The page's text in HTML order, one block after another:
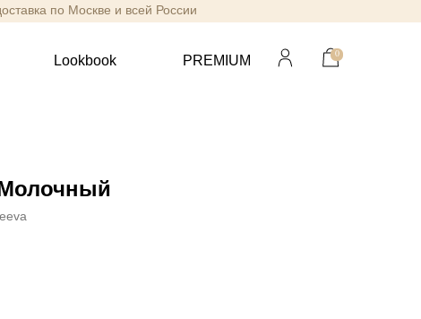
по Москве и всей России
PREMIUM
Lookbook 0